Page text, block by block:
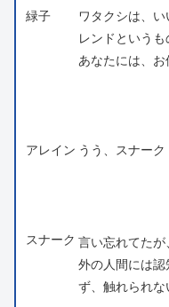
緑子
ワタクシは、
レンドという
あなたには、お
アレイン うう、スナー
スナーク 言い忘れてた
外の人間には認
ず、触れられ